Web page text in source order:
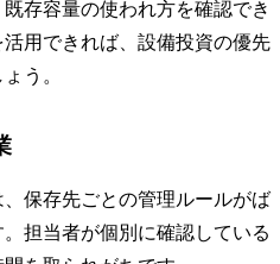
存容量の使われ方を確認でき
用できれば、設備投資の優先
う。
保存先ごとの管理ルールがば
担当者が個別に確認している